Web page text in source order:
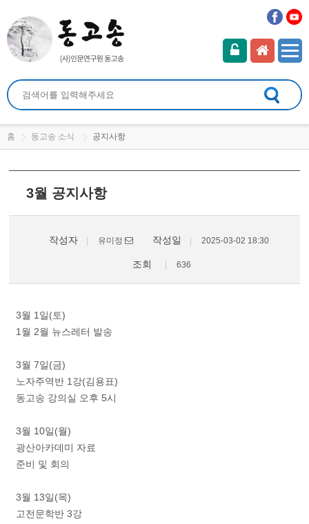
홈 동고송 소식 공지사항
3월 공지사항
작성자 유미정 작성일 2025-03-02 18:30
조회 636
3월 1일(토)
1월 2월 뉴스레터 발송
3월 7일(금)
노자주역반 1강(김용표)
동고송 강의실 오후 5시
3월 10일(월)
광산아카데미 자료
준비 및 회의
3월 13일(목)
고전문학반 3강